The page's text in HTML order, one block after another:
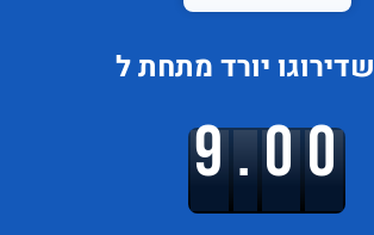
שדירוגו יורד מתחת ל
9.00